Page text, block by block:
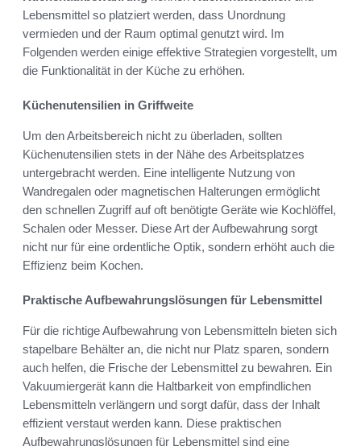
Lebensmittel so platziert werden, dass Unordnung
vermieden und der Raum optimal genutzt wird. Im
Folgenden werden einige effektive Strategien vorgestellt, um
die Funktionalität in der Küche zu erhöhen.
Küchenutensilien in Griffweite
Um den Arbeitsbereich nicht zu überladen, sollten
Küchenutensilien stets in der Nähe des Arbeitsplatzes
untergebracht werden. Eine intelligente Nutzung von
Wandregalen oder magnetischen Halterungen ermöglicht
den schnellen Zugriff auf oft benötigte Geräte wie Kochlöffel,
Schalen oder Messer. Diese Art der Aufbewahrung sorgt
nicht nur für eine ordentliche Optik, sondern erhöht auch die
Effizienz beim Kochen.
Praktische Aufbewahrungslösungen für Lebensmittel
Für die richtige Aufbewahrung von Lebensmitteln bieten sich
stapelbare Behälter an, die nicht nur Platz sparen, sondern
auch helfen, die Frische der Lebensmittel zu bewahren. Ein
Vakuumiergerät kann die Haltbarkeit von empfindlichen
Lebensmitteln verlängern und sorgt dafür, dass der Inhalt
effizient verstaut werden kann. Diese praktischen
Aufbewahrungslösungen für Lebensmittel sind eine